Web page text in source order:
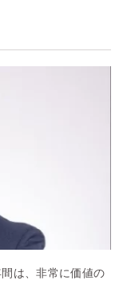
は、非常に価値の